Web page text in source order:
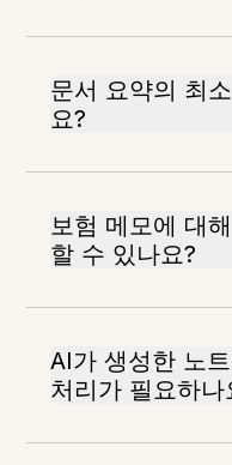
문서 요약의 최
요?
보험 메모에 대
할 수 있나요?
AI가 생성한 노
처리가 필요하나